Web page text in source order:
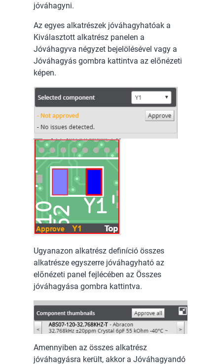
jóváhagyni.
Az egyes alkatrészek jóváhagyhatóak a
Kiválasztott alkatrész panelen a
Jóváhagyva négyzet bejelölésével vagy a
Jóváhagyás gombra kattintva az előnézeti
képen.
Ugyanazon alkatrész definíció összes
alkatrésze egyszerre jóváhagyható az
előnézeti panel fejlécében az Összes
jóváhagyása gombra kattintva.
Amennyiben az összes alkatrész
jóváhagyásra került, akkor a Jóváhagyandó